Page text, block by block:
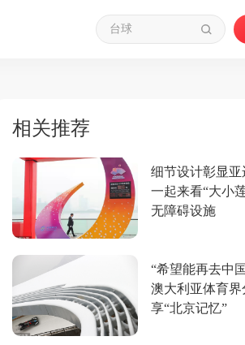
相关推荐
细节设计彰显亚
一起来看“大小
无障碍设施
“希望能再去中
澳大利亚体育界
享“北京记忆”